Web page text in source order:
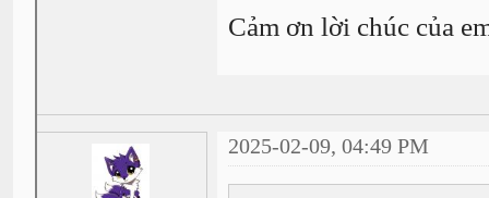
Cảm ơn lời chúc của
2025-02-09, 04:49 PM